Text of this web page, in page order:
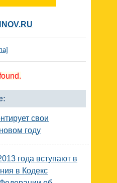
свои
году
года вступают в
в Кодекс